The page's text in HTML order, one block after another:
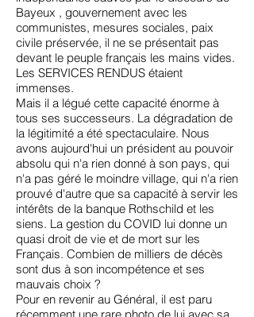
Bayeux , gouvernement avec les
communistes, mesures sociales, paix
civile préservée, il ne se présentait pas
devant le peuple français les mains vides.
Les SERVICES RENDUS étaient
immenses.
Mais il a légué cette capacité énorme à
tous ses successeurs. La dégradation de
la légitimité a été spectaculaire. Nous
avons aujourd'hui un président au pouvoir
absolu qui n'a rien donné à son pays, qui
n'a pas géré le moindre village, qui n'a rien
prouvé d'autre que sa capacité à servir les
intérêts de la banque Rothschild et les
siens. La gestion du COVID lui donne un
quasi droit de vie et de mort sur les
Français. Combien de milliers de décès
sont dus à son incompétence et ses
mauvais choix ?
Pour en revenir au Général, il est paru